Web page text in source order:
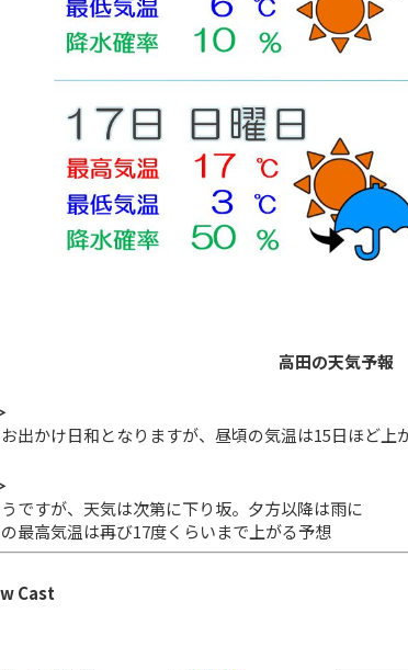
高田の天気予報
出かけ日和となりますが、昼頃の気温は15日ほど上
ですが、天気は次第に下り坂。夕方以降は雨に
最高気温は再び17度くらいまで上がる予想
Cast